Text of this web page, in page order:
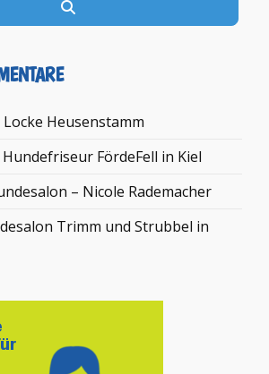
Heusenstamm
FördeFell in Kiel
– Nicole Rademacher
Trimm und Strubbel in